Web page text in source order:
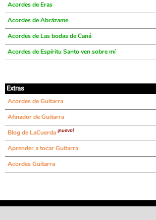
Acordes de Eras
Acordes de Abrázame
Acordes de Las bodas de Caná
Acordes de Espíritu Santo ven sobre mí
Extras
Acordes de Guitarra
Afinador de Guitarra
Blog de LaCuerda ¡nuevo!
Aprender a tocar Guitarra
Acordes Guitarra